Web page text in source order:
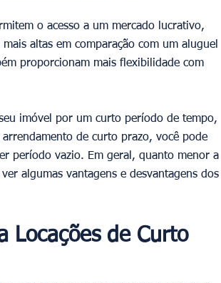
o acesso a um mercado lucrativo,
altas em comparação com um aluguel
proporcionam mais flexibilidade com
imóvel por um curto período de tempo,
de curto prazo, você pode
período vazio. Em geral, quanto menor a
algumas vantagens e desvantagens dos
Locações de Curto